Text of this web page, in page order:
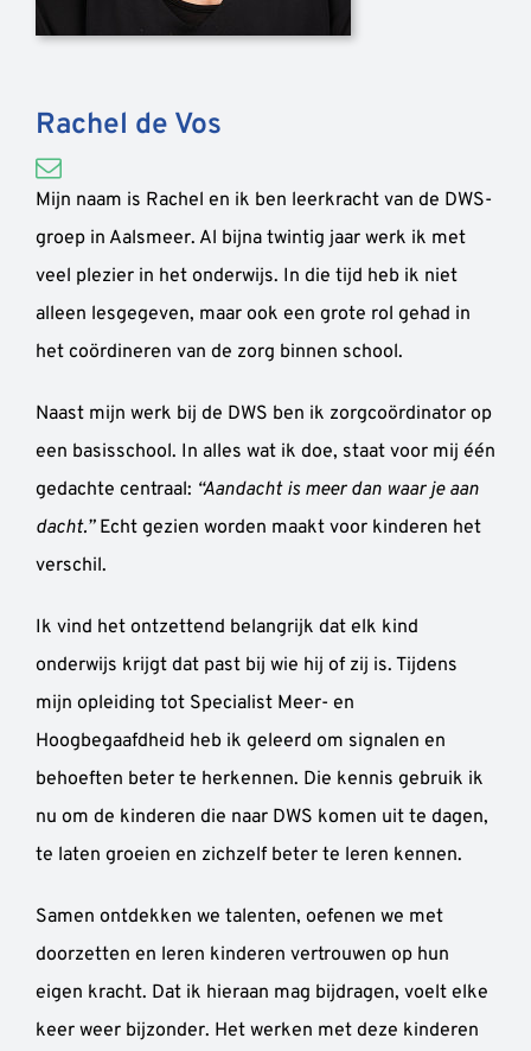
Rachel de Vos
Mijn naam is Rachel en ik ben leerkracht van de DWS-
groep in Aalsmeer. Al bijna twintig jaar werk ik met
veel plezier in het onderwijs. In die tijd heb ik niet
alleen lesgegeven, maar ook een grote rol gehad in
het coördineren van de zorg binnen school.
Naast mijn werk bij de DWS ben ik zorgcoördinator op
een basisschool. In alles wat ik doe, staat voor mij één
gedachte centraal: “Aandacht is meer dan waar je aan
dacht.”Echt gezien worden maakt voor kinderen het
verschil.
Ik vind het ontzettend belangrijk dat elk kind
onderwijs krijgt dat past bij wie hij of zij is. Tijdens
mijn opleiding tot Specialist Meer- en
Hoogbegaafdheid heb ik geleerd om signalen en
behoeften beter te herkennen. Die kennis gebruik ik
nu om de kinderen die naar DWS komen uit te dagen,
te laten groeien en zichzelf beter te leren kennen.
Samen ontdekken we talenten, oefenen we met
doorzetten en leren kinderen vertrouwen op hun
eigen kracht. Dat ik hieraan mag bijdragen, voelt elke
keer weer bijzonder. Het werken met deze kinderen